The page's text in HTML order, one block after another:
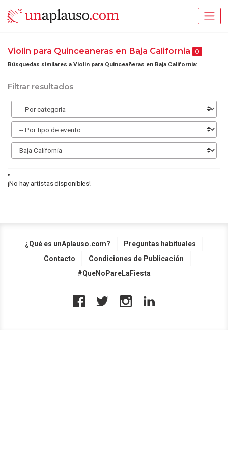
Violin para Quinceañeras en Baja California 0
Búsquedas similares a Violin para Quinceañeras en Baja California:
Filtrar resultados
¡No hay artistas disponibles!
¿Qué es unAplauso.com?
Preguntas habituales
Contacto
Condiciones de Publicación
#QueNoPareLaFiesta